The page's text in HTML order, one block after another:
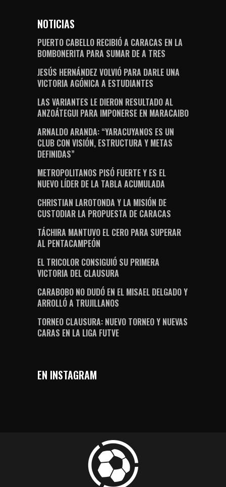
NOTICIAS
PUERTO CABELLO RECIBIÓ A CARACAS EN LA
BOMBONERITA PARA SUMAR DE A TRES
JESÚS HERNÁNDEZ VOLVIÓ PARA DARLE UNA
VICTORIA AGÓNICA A ESTUDIANTES
LAS VARIANTES LE DIERON RESULTADO AL
ANZOÁTEGUI PARA IMPONERSE EN MARACAIBO
ARNALDO ARANDA: “YARACUYANOS ES UN
CLUB CON VISIÓN, ESTRUCTURA Y METAS
DEFINIDAS”
METROPOLITANOS PISÓ FUERTE Y ES EL
NUEVO LÍDER DE LA TABLA ACUMULADA
CHRISTIAN LAROTONDA Y LA MISIÓN DE
CUSTODIAR LA PROPUESTA DE CARACAS
TÁCHIRA MANTUVO EL CERO PARA SUPERAR
AL PENTACAMPEÓN
EL TRICOLOR CONSIGUIÓ SU PRIMERA
VICTORIA DEL CLAUSURA
CARABOBO NO DUDÓ EN EL MISAEL DELGADO Y
ARROLLÓ A TRUJILLANOS
TORNEO CLAUSURA: NUEVO TORNEO Y NUEVAS
CARAS EN LA LIGA FUTVE
EN INSTAGRAM